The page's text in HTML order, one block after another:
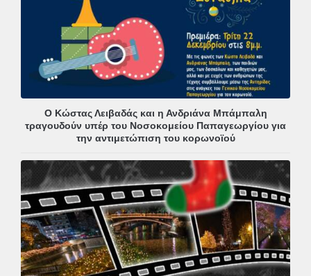
Ο Κώστας Λειβαδάς και η Ανδριάνα Μπάμπαλη
τραγουδούν υπέρ του Νοσοκομείου Παπαγεωργίου για
την αντιμετώπιση του κορωνοϊού